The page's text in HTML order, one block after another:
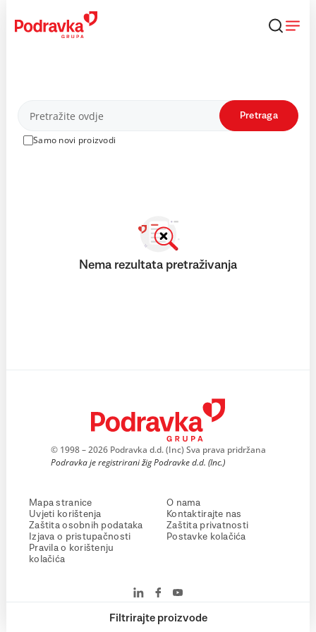
content
Proizvodi
Samo novi proizvodi
Pretraga
Filtrirajte proizvode
Nema rezultata pretraživanja
© 1998 – 2026 Podravka d.d. (Inc) Sva prava pridržana
Podravka je registrirani žig Podravke d.d. (Inc.)
Mapa stranice
Uvjeti korištenja
Zaštita osobnih podataka
Izjava o pristupačnosti
Pravila o korištenju
kolačića
O nama
Kontaktirajte nas
Zaštita privatnosti
Postavke kolačića